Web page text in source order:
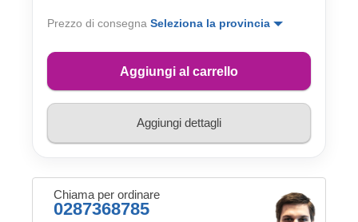
Prezzo di consegna Seleziona la provincia
Aggiungi al carrello
Aggiungi dettagli
Chiama per ordinare
0287368785